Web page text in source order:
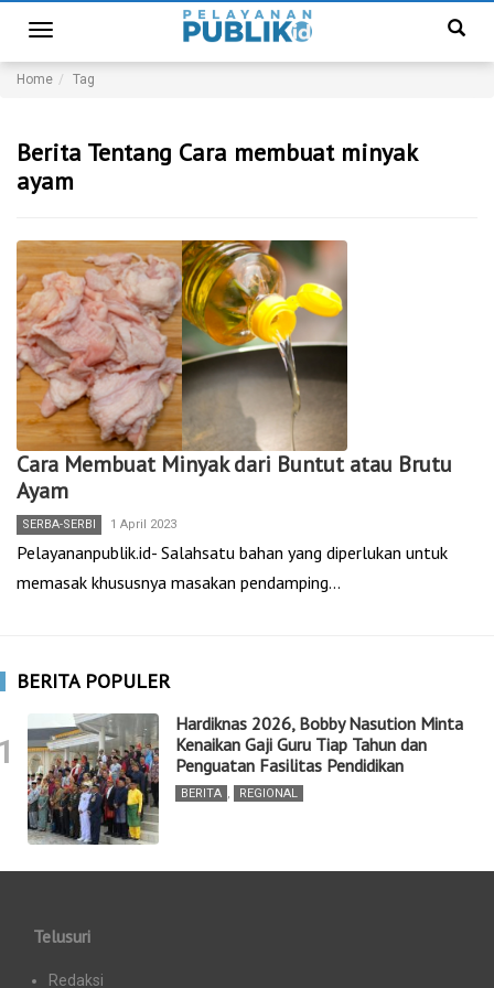
Toggle
navigation
Home Tag
Berita Tentang Cara membuat minyak
ayam
Cara Membuat Minyak dari Buntut atau Brutu
Ayam
SERBA-SERBI 1 April 2023
Pelayananpublik.id- Salahsatu bahan yang diperlukan untuk
memasak khususnya masakan pendamping…
BERITA POPULER
Hardiknas 2026, Bobby Nasution Minta
Kenaikan Gaji Guru Tiap Tahun dan
Penguatan Fasilitas Pendidikan
BERITA , REGIONAL
Telusuri
Redaksi